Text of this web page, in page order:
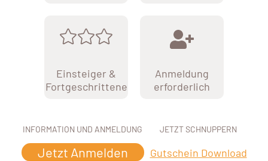
Einsteiger &
Fortgeschrittene
Anmeldung
erforderlich
INFORMATION UND ANMELDUNG
Jetzt Anmelden
JETZT SCHNUPPERN
Gutschein Download